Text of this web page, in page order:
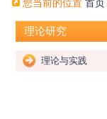
您当前的位置 首页
理论研究
理论与实践